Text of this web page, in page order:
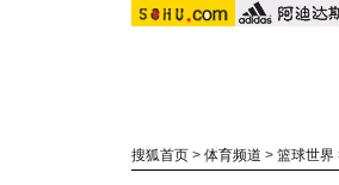
搜狐首页 > 体育频道 > 篮球世界